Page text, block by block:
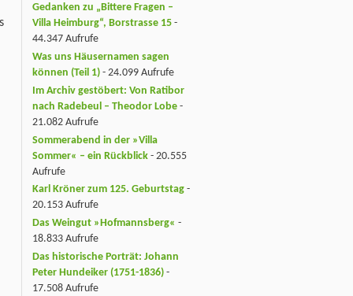
Gedanken zu „Bittere Fragen –
Villa Heimburg“, Borstrasse 15 -
44.347 Aufrufe
Was uns Häusernamen sagen
können (Teil 1) - 24.099 Aufrufe
Im Archiv gestöbert: Von Ratibor
nach Radebeul – Theodor Lobe -
21.082 Aufrufe
Sommerabend in der »Villa
Sommer« – ein Rückblick - 20.555
Aufrufe
Karl Kröner zum 125. Geburtstag -
20.153 Aufrufe
Das Weingut »Hofmannsberg« -
18.833 Aufrufe
Das historische Porträt: Johann
Peter Hundeiker (1751-1836) -
17.508 Aufrufe